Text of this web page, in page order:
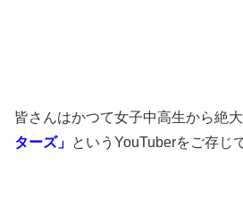
皆さんはかつて女子中高生から絶
ターズ」 というYouTuberをご存じ